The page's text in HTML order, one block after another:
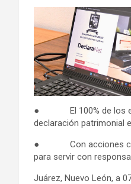
● El 100% de los
declaración patrimonial
● Con acciones como
para servir con
Juárez, Nuevo León, a